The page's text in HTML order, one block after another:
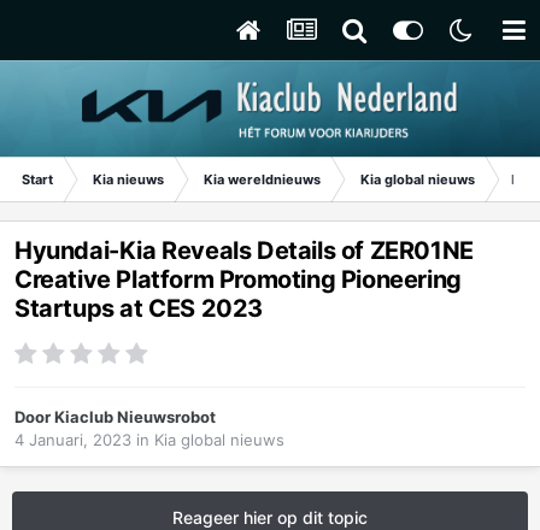
Start Kia nieuws Kia wereldnieuws Kia global nieuws
Hyundai-Kia Reveals Details of ZER01NE
Creative Platform Promoting Pioneering
Startups at CES 2023
DoorKiaclub Nieuwsrobot
4 Januari, 2023 in Kia global nieuws
Reageer hier op dit topic